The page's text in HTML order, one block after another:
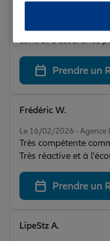
Note de 5 sur 5
Le 24/02/2026 - Agence
Très bon accueil de
contrat d'assurance
Prendre un
Le 16/02/2026 - Agence
Très compétente
Très réactive et à
Aucune obligation
vous ne
compagnies). Une
rapide en cas de
à MME Ludwig et son
Frédéric W.
Prendre un
LipeStz A.